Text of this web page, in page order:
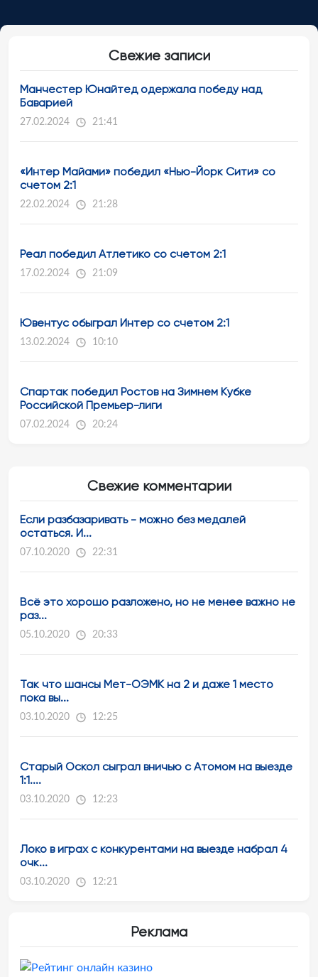
Свежие записи
Манчестер Юнайтед одержала победу над
Баварией
27.02.2024 21:41
«Интер Майами» победил «Нью-Йорк Сити» со
счетом 2:1
22.02.2024 21:28
Реал победил Атлетико со счетом 2:1
17.02.2024 21:09
Ювентус обыграл Интер со счетом 2:1
13.02.2024 10:10
Спартак победил Ростов на Зимнем Кубке
Российской Премьер-лиги
07.02.2024 20:24
Свежие комментарии
Если разбазаривать - можно без медалей
остаться. И...
07.10.2020 22:31
Всё это хорошо разложено, но не менее важно не
раз...
05.10.2020 20:33
Так что шансы Мет-ОЭМК на 2 и даже 1 место
пока вы...
03.10.2020 12:25
Старый Оскол сыграл вничью с Атомом на выезде
1:1....
03.10.2020 12:23
Локо в играх с конкурентами на выезде набрал 4
очк...
03.10.2020 12:21
Реклама